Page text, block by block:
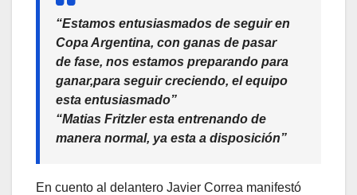
“Estamos entusiasmados de seguir en
Copa Argentina, con ganas de pasar
de fase, nos estamos preparando para
ganar,para seguir creciendo, el equipo
esta entusiasmado”
“Matias Fritzler esta entrenando de
manera normal, ya esta a disposición”
En cuento al delantero Javier Correa manifestó